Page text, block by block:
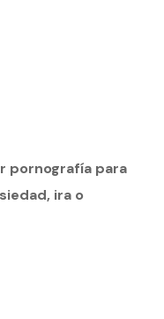
pornografía para
ira o